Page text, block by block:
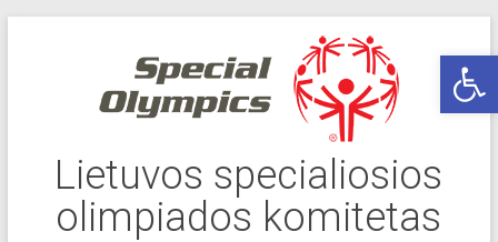
Lietuvos specialiosios
olimpiados komitetas